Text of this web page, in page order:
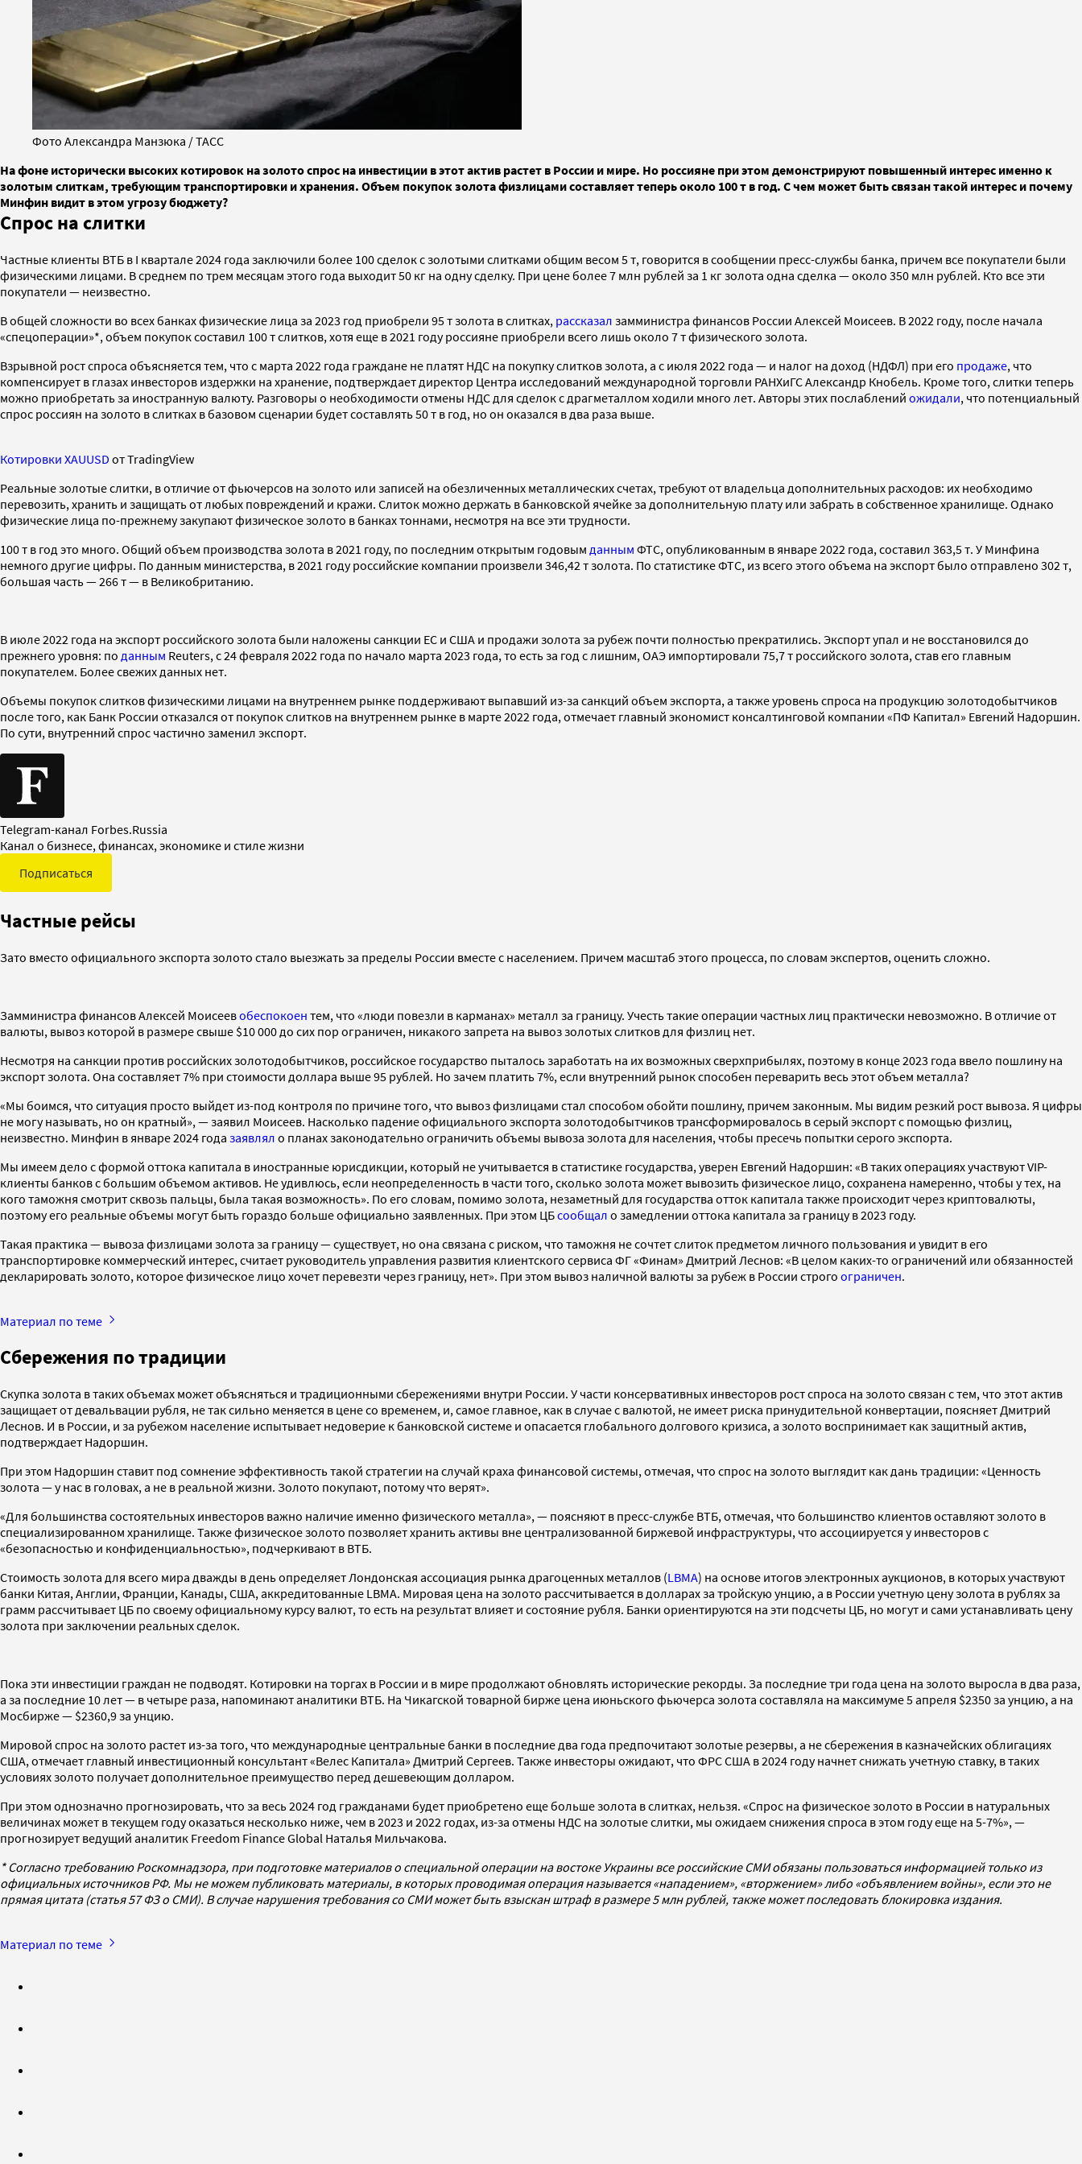
Фото Александра Манзюка / ТАСС
На фоне исторически высоких котировок на золото спрос на инвестиции в этот актив растет в России и мире. Но россияне при этом демонстрируют повышенный интерес именно к
золотым слиткам, требующим транспортировки и хранения. Объем покупок золота физлицами составляет теперь около 100 т в год. С чем может быть связан такой интерес и почему
Минфин видит в этом угрозу бюджету?
Спрос на слитки
Частные клиенты ВТБ в I квартале 2024 года заключили более 100 сделок с золотыми слитками общим весом 5 т, говорится в сообщении пресс-службы банка, причем все покупатели были
физическими лицами. В среднем по трем месяцам этого года выходит 50 кг на одну сделку. При цене более 7 млн рублей за 1 кг золота одна сделка — около 350 млн рублей. Кто все эти
покупатели — неизвестно.
В общей сложности во всех банках физические лица за 2023 год приобрели 95 т золота в слитках, рассказал замминистра финансов России Алексей Моисеев. В 2022 году, после начала
«спецоперации»*, объем покупок составил 100 т слитков, хотя еще в 2021 году россияне приобрели всего лишь около 7 т физического золота.
Взрывной рост спроса объясняется тем, что с марта 2022 года граждане не платят НДС на покупку слитков золота, а с июля 2022 года — и налог на доход (НДФЛ) при его продаже, что
компенсирует в глазах инвесторов издержки на хранение, подтверждает директор Центра исследований международной торговли РАНХиГС Александр Кнобель. Кроме того, слитки теперь
можно приобретать за иностранную валюту. Разговоры о необходимости отмены НДС для сделок с драгметаллом ходили много лет. Авторы этих послаблений ожидали, что потенциальный
спрос россиян на золото в слитках в базовом сценарии будет составлять 50 т в год, но он оказался в два раза выше.
Котировки XAUUSD от TradingView
Реальные золотые слитки, в отличие от фьючерсов на золото или записей на обезличенных металлических счетах, требуют от владельца дополнительных расходов: их необходимо
перевозить, хранить и защищать от любых повреждений и кражи. Слиток можно держать в банковской ячейке за дополнительную плату или забрать в собственное хранилище. Однако
физические лица по-прежнему закупают физическое золото в банках тоннами, несмотря на все эти трудности.
100 т в год это много. Общий объем производства золота в 2021 году, по последним открытым годовым данным ФТС, опубликованным в январе 2022 года, составил 363,5 т. У Минфина
немного другие цифры. По данным министерства, в 2021 году российские компании произвели 346,42 т золота. По статистике ФТС, из всего этого объема на экспорт было отправлено 302 т,
большая часть — 266 т — в Великобританию.
В июле 2022 года на экспорт российского золота были наложены санкции ЕС и США и продажи золота за рубеж почти полностью прекратились. Экспорт упал и не восстановился до
прежнего уровня: по данным Reuters, с 24 февраля 2022 года по начало марта 2023 года, то есть за год с лишним, ОАЭ импортировали 75,7 т российского золота, став его главным
покупателем. Более свежих данных нет.
Объемы покупок слитков физическими лицами на внутреннем рынке поддерживают выпавший из-за санкций объем экспорта, а также уровень спроса на продукцию золотодобытчиков
после того, как Банк России отказался от покупок слитков на внутреннем рынке в марте 2022 года, отмечает главный экономист консалтинговой компании «ПФ Капитал» Евгений Надоршин.
По сути, внутренний спрос частично заменил экспорт.
Telegram-канал Forbes.Russia
Канал о бизнесе, финансах, экономике и стиле жизни
Подписаться
Частные рейсы
Зато вместо официального экспорта золото стало выезжать за пределы России вместе с населением. Причем масштаб этого процесса, по словам экспертов, оценить сложно.
Замминистра финансов Алексей Моисеевобеспокоен тем, что «люди повезли в карманах» металл за границу. Учесть такие операции частных лиц практически невозможно. В отличие от
валюты, вывоз которой в размере свыше $10 000 до сих пор ограничен, никакого запрета на вывоз золотых слитков для физлиц нет.
Несмотря на санкции против российских золотодобытчиков, российское государство пыталось заработать на их возможных сверхприбылях, поэтому в конце 2023 года ввело пошлину на
экспорт золота. Она составляет 7% при стоимости доллара выше 95 рублей. Но зачем платить 7%, если внутренний рынок способен переварить весь этот объем металла?
«Мы боимся, что ситуация просто выйдет из-под контроля по причине того, что вывоз физлицами стал способом обойти пошлину, причем законным. Мы видим резкий рост вывоза. Я цифры
не могу называть, но он кратный», — заявил Моисеев. Насколько падение официального экспорта золотодобытчиков трансформировалось в серый экспорт с помощью физлиц,
неизвестно. Минфин в январе 2024 года заявлял о планах законодательно ограничить объемы вывоза золота для населения, чтобы пресечь попытки серого экспорта.
Мы имеем дело с формой оттока капитала в иностранные юрисдикции, который не учитывается в статистике государства, уверен Евгений Надоршин: «В таких операциях участвуют VIP-
клиенты банков с большим объемом активов. Не удивлюсь, если неопределенность в части того, сколько золота может вывозить физическое лицо, сохранена намеренно, чтобы у тех, на
кого таможня смотрит сквозь пальцы, была такая возможность». По его словам, помимо золота, незаметный для государства отток капитала также происходит через криптовалюты,
поэтому его реальные объемы могут быть гораздо больше официально заявленных. При этом ЦБсообщал о замедлении оттока капитала за границу в 2023 году.
Такая практика — вывоза физлицами золота за границу — существует, но она связана с риском, что таможня не сочтет слиток предметом личного пользования и увидит в его
транспортировке коммерческий интерес, считает руководитель управления развития клиентского сервиса ФГ «Финам» Дмитрий Леснов: «В целом каких-то ограничений или обязанностей
декларировать золото, которое физическое лицо хочет перевезти через границу, нет». При этом вывоз наличной валюты за рубеж в России строго ограничен.
Материал по теме
Сбережения по традиции
Скупка золота в таких объемах может объясняться и традиционными сбережениями внутри России. У части консервативных инвесторов рост спроса на золото связан с тем, что этот актив
защищает от девальвации рубля, не так сильно меняется в цене со временем, и, самое главное, как в случае с валютой, не имеет риска принудительной конвертации, поясняет Дмитрий
Леснов. И в России, и за рубежом население испытывает недоверие к банковской системе и опасается глобального долгового кризиса, а золото воспринимает как защитный актив,
подтверждает Надоршин.
При этом Надоршин ставит под сомнение эффективность такой стратегии на случай краха финансовой системы, отмечая, что спрос на золото выглядит как дань традиции: «Ценность
золота — у нас в головах, а не в реальной жизни. Золото покупают, потому что верят».
«Для большинства состоятельных инвесторов важно наличие именно физического металла», — поясняют в пресс-службе ВТБ, отмечая, что большинство клиентов оставляют золото в
специализированном хранилище. Также физическое золото позволяет хранить активы вне централизованной биржевой инфраструктуры, что ассоциируется у инвесторов с
«безопасностью и конфиденциальностью», подчеркивают в ВТБ.
Стоимость золота для всего мира дважды в день определяет Лондонская ассоциация рынка драгоценных металлов (LBMA) на основе итогов электронных аукционов, в которых участвуют
банки Китая, Англии, Франции, Канады, США, аккредитованные LBMA. Мировая цена на золото рассчитывается в долларах за тройскую унцию, а в России учетную цену золота в рублях за
грамм рассчитывает ЦБ по своему официальному курсу валют, то есть на результат влияет и состояние рубля. Банки ориентируются на эти подсчеты ЦБ, но могут и сами устанавливать цену
золота при заключении реальных сделок.
Пока эти инвестиции граждан не подводят. Котировки на торгах в России и в мире продолжают обновлять исторические рекорды. За последние три года цена на золото выросла в два раза,
а за последние 10 лет — в четыре раза, напоминают аналитики ВТБ. На Чикагской товарной бирже цена июньского фьючерса золота составляла на максимуме 5 апреля $2350 за унцию, а на
Мосбирже — $2360,9 за унцию.
Мировой спрос на золото растет из-за того, что международные центральные банки в последние два года предпочитают золотые резервы, а не сбережения в казначейских облигациях
США, отмечает главный инвестиционный консультант «Велес Капитала» Дмитрий Сергеев. Также инвесторы ожидают, что ФРС США в 2024 году начнет снижать учетную ставку, в таких
условиях золото получает дополнительное преимущество перед дешевеющим долларом.
При этом однозначно прогнозировать, что за весь 2024 год гражданами будет приобретено еще больше золота в слитках, нельзя. «Спрос на физическое золото в России в натуральных
величинах может в текущем году оказаться несколько ниже, чем в 2023 и 2022 годах, из-за отмены НДС на золотые слитки, мы ожидаем снижения спроса в этом году еще на 5-7%», —
прогнозирует ведущий аналитик Freedom Finance Global Наталья Мильчакова.
* Согласно требованию Роскомнадзора, при подготовке материалов о специальной операции на востоке Украины все российские СМИ обязаны пользоваться информацией только из
официальных источников РФ. Мы не можем публиковать материалы, в которых проводимая операция называется «нападением», «вторжением» либо «объявлением войны», если это не
прямая цитата (статья 57 ФЗ о СМИ). В случае нарушения требования со СМИ может быть взыскан штраф в размере 5 млн рублей, также может последовать блокировка издания.
Материал по теме